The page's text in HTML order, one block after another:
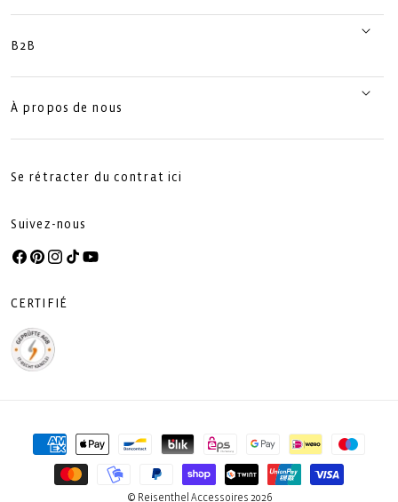
B2B
À propos de nous
Se rétracter du contrat ici
Suivez-nous
Facebook
Pinterest
Instagram
TikTokYouTube
CERTIFIÉ
Moyens
paiement
© Reisenthel Accessoires 2026